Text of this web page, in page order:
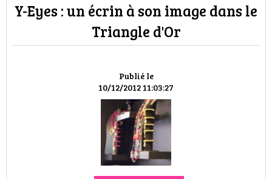
Publié le
10/12/2012 11:03:27
Y-Eyes : un écrin à son image dans le
Triangle d'Or